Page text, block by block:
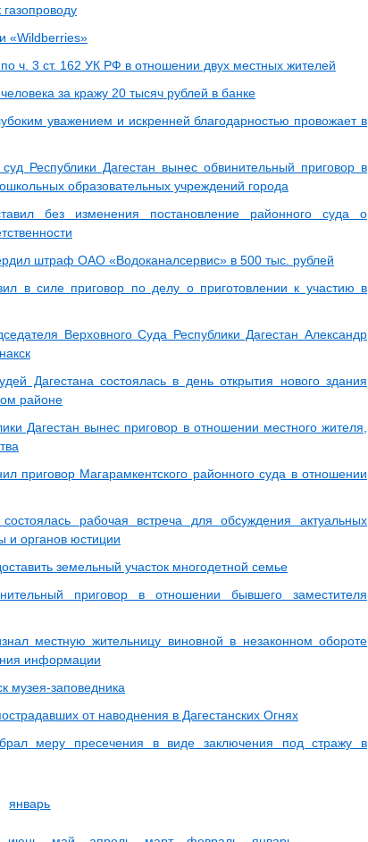
«Wildberries»
ч. 3 ст. 162 УК РФ в отношении двух местных жителей
за кражу 20 тысяч рублей в банке
уважением и искренней благодарностью провожает в
Республики Дагестан вынес обвинительный приговор в
образовательных учреждений города
без изменения постановление районного суда о
штраф ОАО «Водоканалсервис» в 500 тыс. рублей
в силе приговор по делу о приготовлении к участию в
Верховного Суда Республики Дагестан Александр
Дагестана состоялась в день открытия нового здания
районе
Дагестан вынес приговор в отношении местного жителя,
приговор Магарамкентского районного суда в отношении
рабочая встреча для обсуждения актуальных
и органов юстиции
земельный участок многодетной семье
приговор в отношении бывшего заместителя
местную жительницу виновной в незаконном обороте
информации
музея-заповедника
от наводнения в Дагестанских Огнях
меру пресечения в виде заключения под стражу в
январь